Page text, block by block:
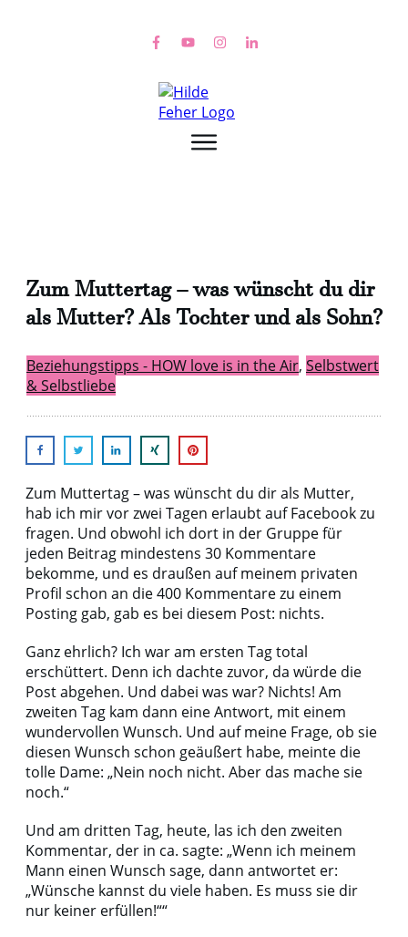
Zum Muttertag – was wünscht du dir
als Mutter? Als Tochter und als Sohn?
Beziehungstipps - HOW love is in the Air, Selbstwert
& Selbstliebe
Zum Muttertag – was wünscht du dir als Mutter,
hab ich mir vor zwei Tagen erlaubt auf Facebook zu
fragen. Und obwohl ich dort in der Gruppe für
jeden Beitrag mindestens 30 Kommentare
bekomme, und es draußen auf meinem privaten
Profil schon an die 400 Kommentare zu einem
Posting gab, gab es bei diesem Post: nichts.
Ganz ehrlich? Ich war am ersten Tag total
erschüttert. Denn ich dachte zuvor, da würde die
Post abgehen. Und dabei was war? Nichts! Am
zweiten Tag kam dann eine Antwort, mit einem
wundervollen Wunsch. Und auf meine Frage, ob sie
diesen Wunsch schon geäußert habe, meinte die
tolle Dame: „Nein noch nicht. Aber das mache sie
noch.“
Und am dritten Tag, heute, las ich den zweiten
Kommentar, der in ca. sagte: „Wenn ich meinem
Mann einen Wunsch sage, dann antwortet er:
„Wünsche kannst du viele haben. Es muss sie dir
nur keiner erfüllen!““